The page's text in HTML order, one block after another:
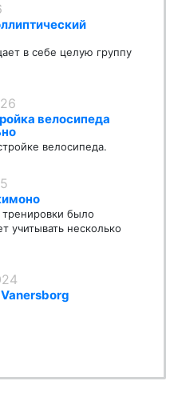
в себе целую группу
велосипеда
велосипеда.
было
учитывать несколько